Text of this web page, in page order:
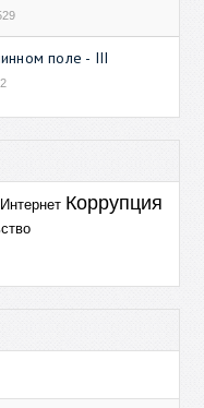
поле - III
Интернет Коррупция